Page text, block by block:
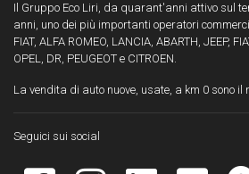
Il Gruppo Eco Liri, da quarant'anni attivo sul
anni, uno dei più importanti operatori
FIAT, ALFA ROMEO, LANCIA, ABARTH, JEEP,
OPEL, DR, PEUGEOT e CITROEN.
La vendita di auto nuove, usate, a km 0 sono il
Seguici sui social